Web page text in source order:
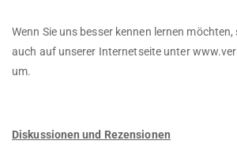
Wenn Sie uns besser kennen lernen möchten,
auch auf unserer Internetseite unter
um.
Diskussionen und Rezensionen